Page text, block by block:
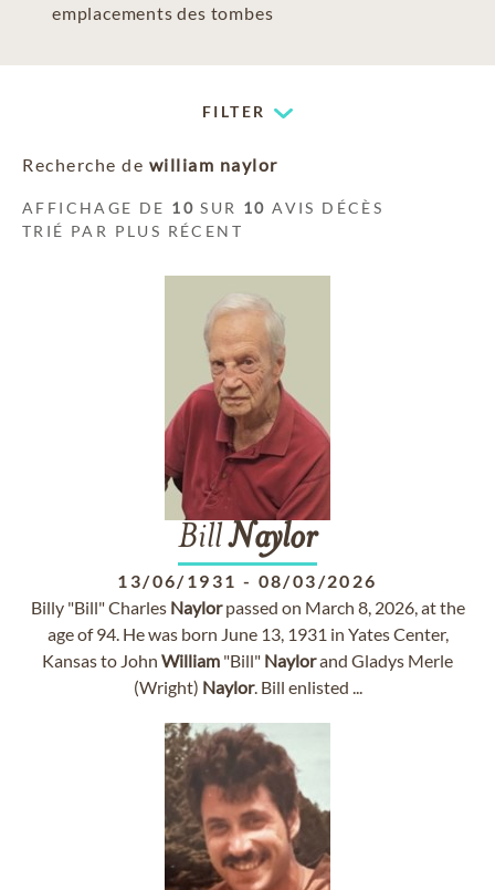
emplacements des tombes
FILTER
Recherche de william naylor
AFFICHAGE DE 10 SUR 10 AVIS DÉCÈS
TRIÉ PAR PLUS RÉCENT
BillNaylor
13/06/1931 - 08/03/2026
Billy "Bill" Charles Naylorpassed on March 8, 2026, at the
age of 94. He was born June 13, 1931 in Yates Center,
Kansas to John William "Bill" Naylorand Gladys Merle
(Wright) Naylor. Bill enlisted ...